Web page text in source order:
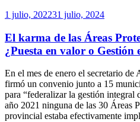
Publicado
1 julio, 202231 julio, 2024
El karma de las Áreas
¿Puesta en valor o Gestión
En el mes de enero el secretario de
firmó un convenio junto a 15
para “federalizar la gestión integral
año 2021 ninguna de las 30 Áreas
provincial estaba efectivamente